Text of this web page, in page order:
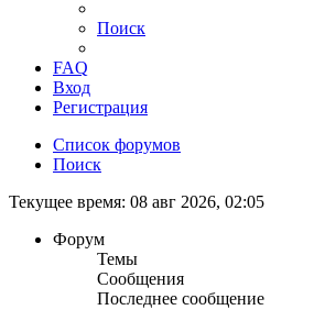
Поиск
FAQ
Вход
Регистрация
Список форумов
Поиск
Текущее время: 08 авг 2026, 02:05
Форум
Темы
Сообщения
Последнее сообщение